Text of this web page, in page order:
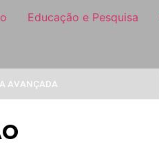
Educação e Pesquisa
AVANÇADA